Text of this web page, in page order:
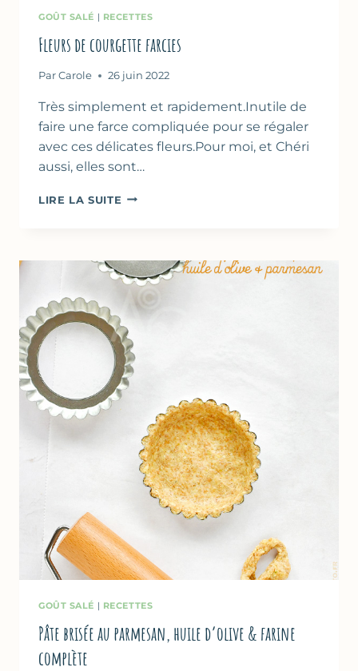
GOÛT SALÉ | RECETTES
Fleurs de courgette farcies
Par Carole 26 juin 2022
Très simplement et rapidement.Inutile de
faire une farce compliquée pour se régaler
avec ces délicates fleurs.Pour moi, et Chéri
aussi, elles sont…
LIRE LA SUITE FLEURS
GOÛT SALÉ | RECETTES
Pâte brisée au parmesan, huile d’olive & farine
complète